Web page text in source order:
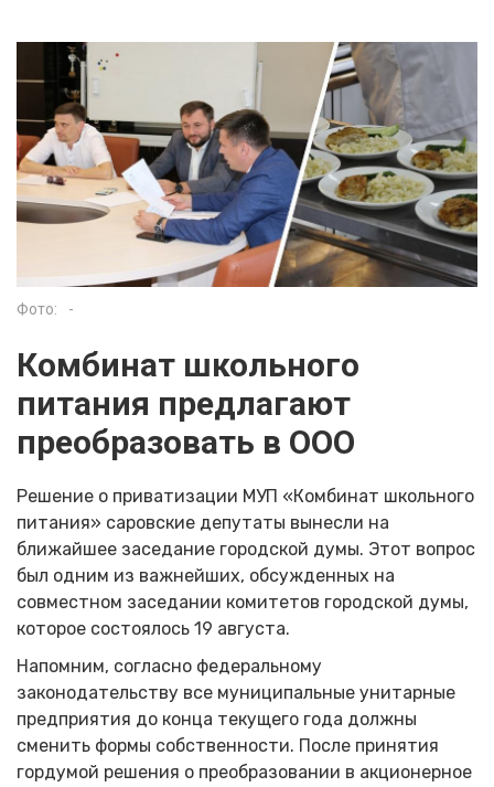
Фото: -
Комбинат школьного
питания предлагают
преобразовать в ООО
Решение о приватизации МУП «Комбинат школьного
питания» саровские депутаты вынесли на
ближайшее заседание городской думы. Этот вопрос
был одним из важнейших, обсужденных на
совместном заседании комитетов городской думы,
которое состоялось 19 августа.
Напомним, согласно федеральному
законодательству все муниципальные унитарные
предприятия до конца текущего года должны
сменить формы собственности. После принятия
гордумой решения о преобразовании в акционерное